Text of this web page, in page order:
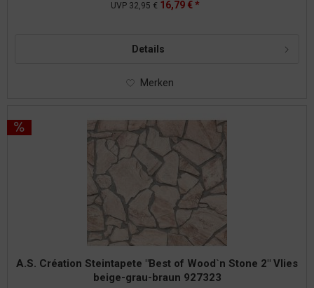
UVP 32,95 € 16,79 € *
Details
Merken
A.S. Création Steintapete "Best of Wood`n Stone 2" Vlies
beige-grau-braun 927323